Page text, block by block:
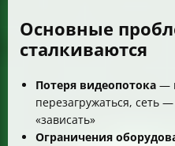
Основные
сталкиваются
Потеря видеопотока —
перезагружаться, сеть
«зависать»
Ограничения